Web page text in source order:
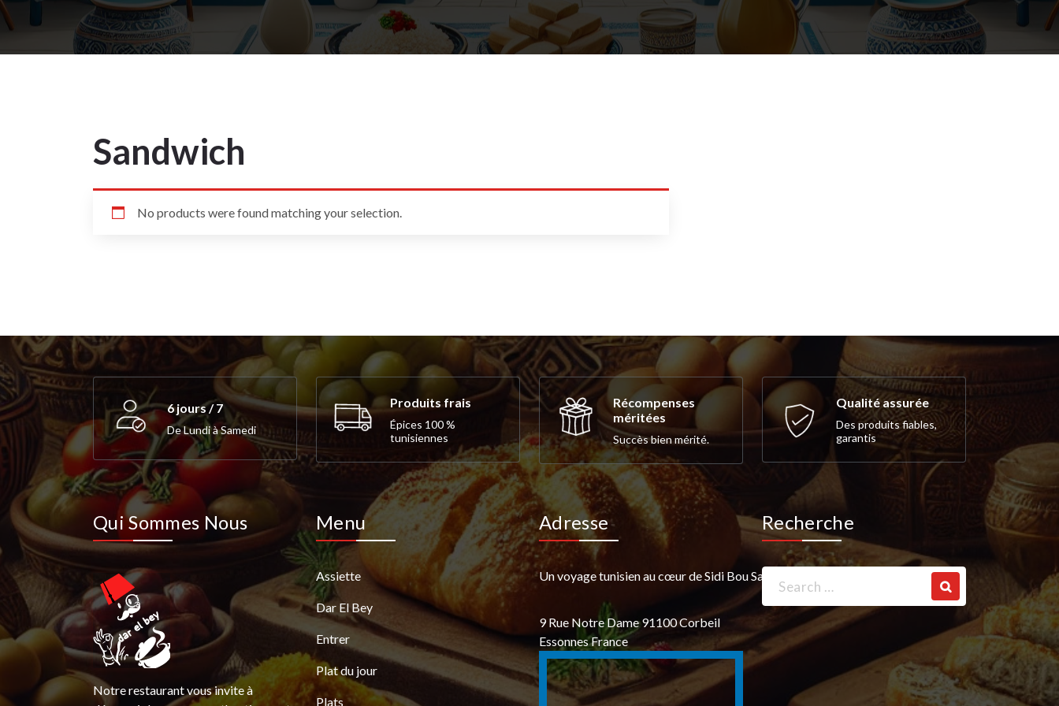
Sandwich
No products were found matching your selection.
6 jours / 7
De Lundi à Samedi
Produits frais
Épices 100 %
tunisiennes
Récompenses
méritées
Succès bien mérité.
Qualité assurée
Des produits fiables,
garantis
Qui Sommes Nous
Notre restaurant vous invite à
Menu
Assiette
Dar El Bey
Entrer
Plat du jour
Plats
Adresse
Un voyage tunisien au cœur de Sidi Bou Saïd
9 Rue Notre Dame 91100 Corbeil
Essonnes France
Recherche
Search
for: